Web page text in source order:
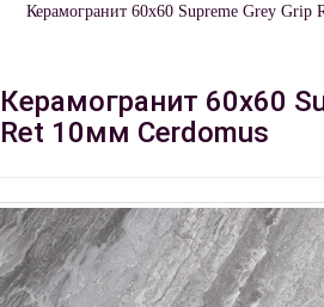
Керамогранит 60x60 Supreme Grey Grip
Керамогранит 60x60
Ret 10мм Cerdomus